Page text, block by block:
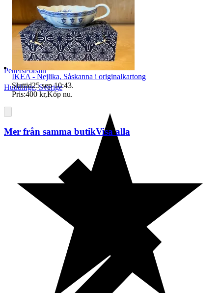
PettersPorslin
Huddinge,Sverige
IKEA - Nejlika, Såskanna i originalkartong
Sluttid25 sep 10:43.
Pris:400 kr,Köp nu.
Mer från samma butikVisa alla